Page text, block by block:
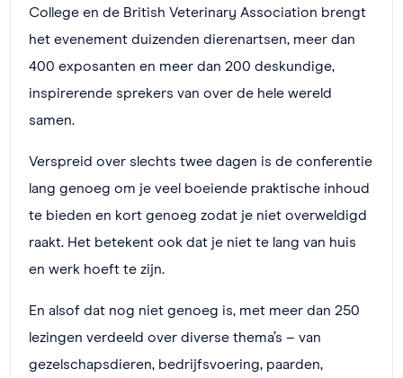
College en de British Veterinary Association brengt
het evenement duizenden dierenartsen, meer dan
400 exposanten en meer dan 200 deskundige,
inspirerende sprekers van over de hele wereld
samen.
Verspreid over slechts twee dagen is de conferentie
lang genoeg om je veel boeiende praktische inhoud
te bieden en kort genoeg zodat je niet overweldigd
raakt. Het betekent ook dat je niet te lang van huis
en werk hoeft te zijn.
En alsof dat nog niet genoeg is, met meer dan 250
lezingen verdeeld over diverse thema’s – van
gezelschapsdieren, bedrijfsvoering, paarden,